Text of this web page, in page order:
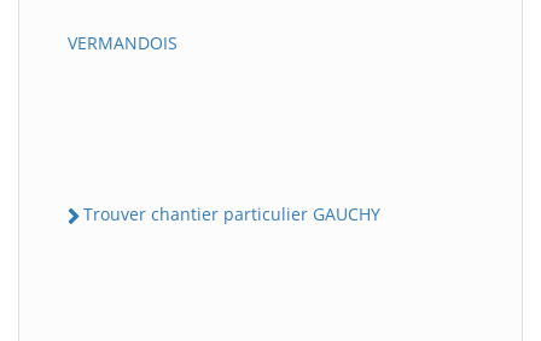
VERMANDOIS
Trouver chantier particulier GAUCHY